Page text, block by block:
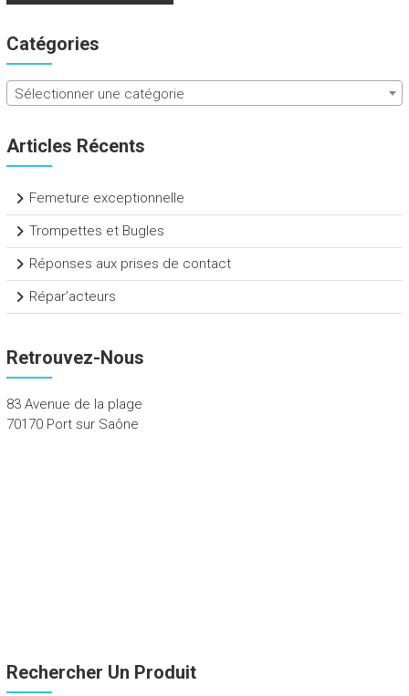
Catégories
Sélectionner une catégorie
Articles Récents
Femeture exceptionnelle
Trompettes et Bugles
Réponses aux prises de contact
Répar’acteurs
Retrouvez-Nous
83 Avenue de la plage
70170 Port sur Saône
Rechercher Un Produit